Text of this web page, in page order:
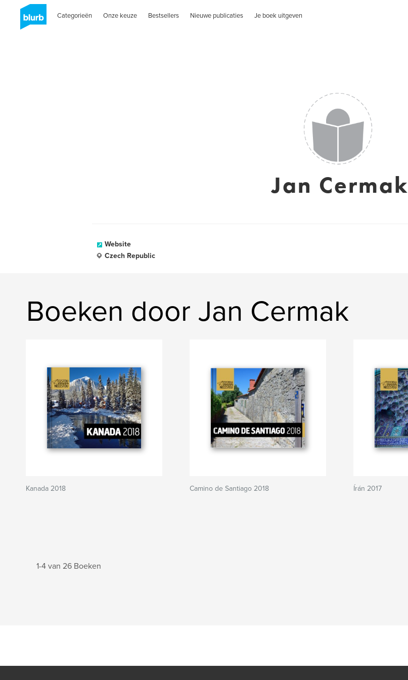
Categorieën Onze keuze Bestsellers Nieuwe publicaties Je boek uitgeven
Jan Cermak
Website
Czech Republic
Boeken door Jan Cermak
Kanada 2018 Camino de Santiago 2018 Írán 2017
1-4 van 26 Boeken